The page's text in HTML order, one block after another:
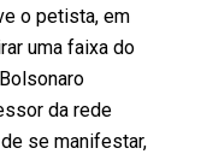
o petista, em
uma faixa do
da rede
se manifestar,